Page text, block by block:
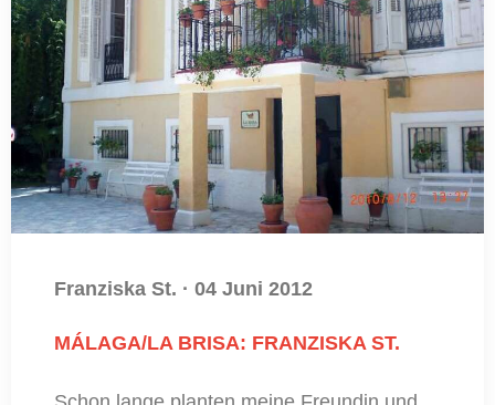
Franziska St. · 04 Juni 2012
MÁLAGA/LA BRISA: FRANZISKA ST.